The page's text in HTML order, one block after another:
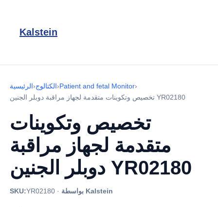
Kalstein
الرئيسية›الكتالوج›Patient and fetal Monitor›
تخصيص وتكوينات متقدمة لجهاز مراقبة دوبلر الجنين YR02180
تخصيص وتكوينات
متقدمة لجهاز مراقبة
دوبلر الجنين YR02180
SKU:YR02180 · بواسطة Kalstein